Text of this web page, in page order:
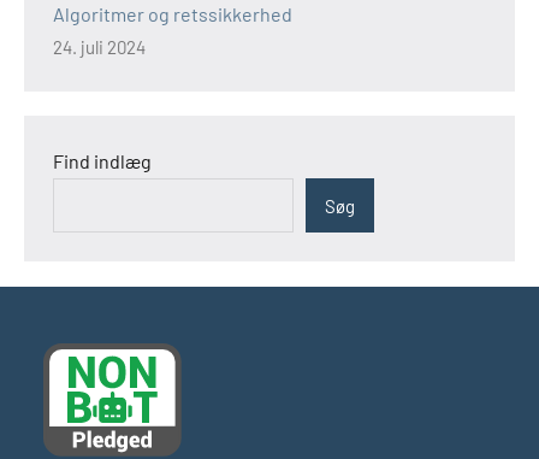
Algoritmer og retssikkerhed
24. juli 2024
Find indlæg
Søg